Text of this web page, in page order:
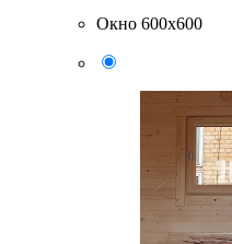
Окно 600х600